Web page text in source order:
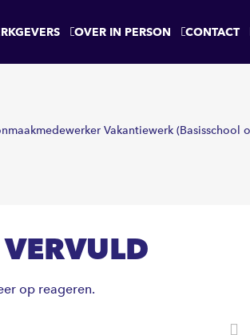
OVER IN PERSON CONTACT
Vakantiewerk (Basisschool
op reageren.